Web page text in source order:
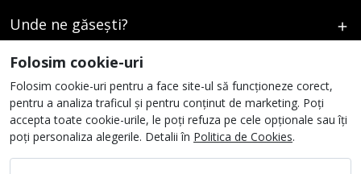
Unde ne găsești?
Urmați-ne
Folosim cookie-uri
Folosim cookie-uri pentru a face site-ul să funcționeze corect,
pentru a analiza traficul și pentru conținut de marketing. Poți
accepta toate cookie-urile, le poți refuza pe cele opționale sau îți
poți personaliza alegerile. Detalii în Politica de Cookies.